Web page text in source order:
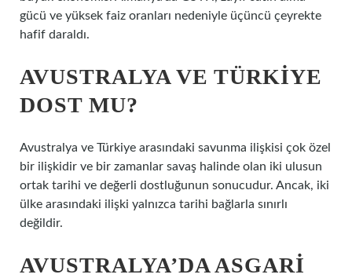
gücü ve yüksek faiz oranları nedeniyle üçüncü çeyrekte
hafif daraldı.
AVUSTRALYA VE TÜRKIYE
DOST MU?
Avustralya ve Türkiye arasındaki savunma ilişkisi çok özel
bir ilişkidir ve bir zamanlar savaş halinde olan iki ulusun
ortak tarihi ve değerli dostluğunun sonucudur. Ancak, iki
ülke arasındaki ilişki yalnızca tarihi bağlarla sınırlı
değildir.
AVUSTRALYA’DA ASGARI